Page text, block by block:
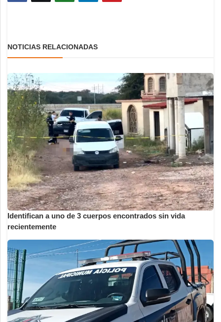
NOTICIAS RELACIONADAS
Identifican a uno de 3 cuerpos encontrados sin vida
recientemente